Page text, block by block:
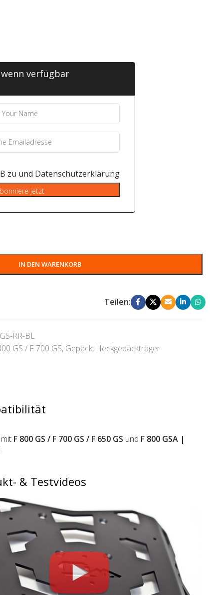
wenn verfügbar
zu und Datenschutzerklärung
jetzt
IN DEN WARENKORB
Teilen:
RR-BL
GS / F 700 GS, Gepäck, Heckgepäckträger
F 800 GS / F 700 GS / F 650 GS und F 800 GSA |
& Testvideos